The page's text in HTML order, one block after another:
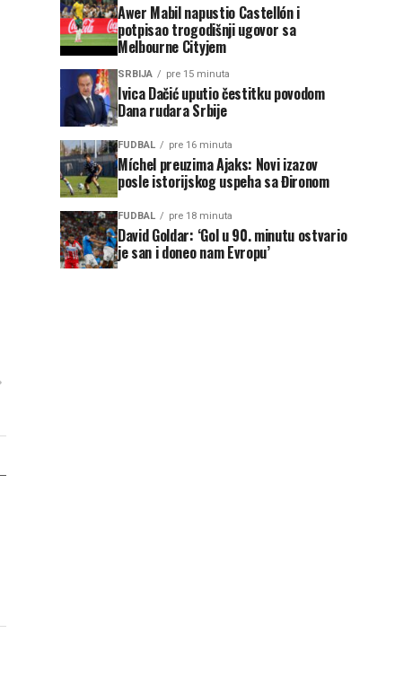
Awer Mabil napustio Castellón i
potpisao trogodišnji ugovor sa
Melbourne Cityjem
SRBIJA pre 15 minuta
Ivica Dačić uputio čestitku povodom
Dana rudara Srbije
FUDBAL pre 16 minuta
Míchel preuzima Ajaks: Novi izazov
posle istorijskog uspeha sa Đironom
FUDBAL pre 18 minuta
David Goldar: ‘Gol u 90. minutu ostvario
je san i doneo nam Evropu’